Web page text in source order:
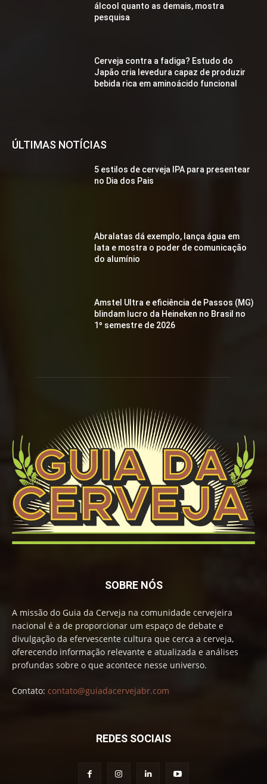
álcool quanto as demais, mostra
pesquisa
Cerveja contra a fadiga? Estudo do
Japão cria levedura capaz de produzir
bebida rica em aminoácido funcional
ÚLTIMAS NOTÍCIAS
5 estilos de cerveja IPA para presentear
no Dia dos Pais
Abralatas dá exemplo, lança água em
lata e mostra o poder de comunicação
do alumínio
Amstel Ultra e eficiência de Passos (MG)
blindam lucro da Heineken no Brasil no
1º semestre de 2026
SOBRE NÓS
A missão do Guia da Cerveja na comunidade cervejeira
nacional é a de proporcionar um espaço de debate e
divulgação da efervescente cultura que cerca a cerveja,
oferecendo informação relevante e atualizada e análises
profundas sobre o que acontece nesse universo.
Contato: contato@guiadacervejabr.com
REDES SOCIAIS